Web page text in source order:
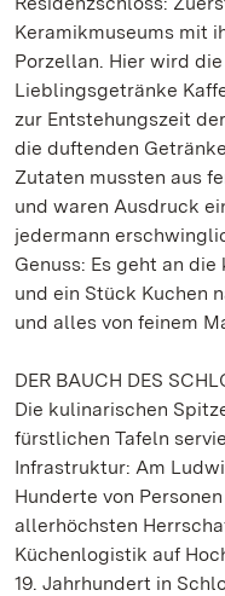
Keramikmuseums mit
Porzellan. Hier wird
Lieblingsgetränke
zur Entstehungszeit
die duftenden
Zutaten mussten aus
und waren Ausdruck
jedermann
Genuss: Es geht an
und ein Stück Kuchen
und alles von feinem
DER BAUCH DES
Die kulinarischen
fürstlichen Tafeln
Infrastruktur: Am
Hunderte von
allerhöchsten
Küchenlogistik auf
19. Jahrhundert in